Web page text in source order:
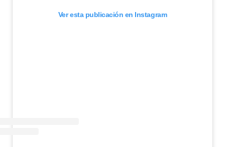
Ver esta publicación en Instagram